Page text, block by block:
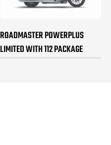
ROADMASTER POWERPLUS
LIMITED WITH 112 PACKAGE